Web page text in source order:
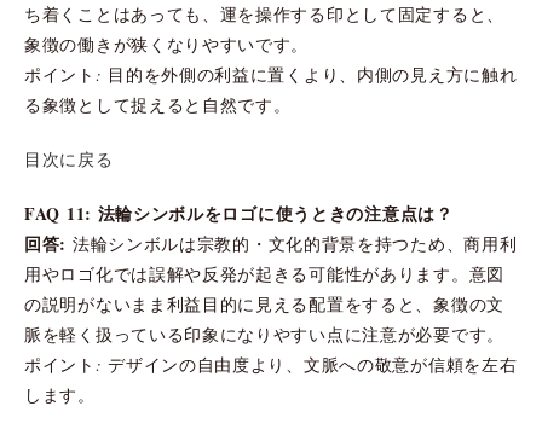
ち着くことはあっても、運を操作する印として固定すると、
象徴の働きが狭くなりやすいです。
ポイント: 目的を外側の利益に置くより、内側の見え方に触れ
る象徴として捉えると自然です。
目次に戻る
FAQ 11: 法輪シンボルをロゴに使うときの注意点は？
回答: 法輪シンボルは宗教的・文化的背景を持つため、商用利
用やロゴ化では誤解や反発が起きる可能性があります。意図
の説明がないまま利益目的に見える配置をすると、象徴の文
脈を軽く扱っている印象になりやすい点に注意が必要です。
ポイント: デザインの自由度より、文脈への敬意が信頼を左右
します。